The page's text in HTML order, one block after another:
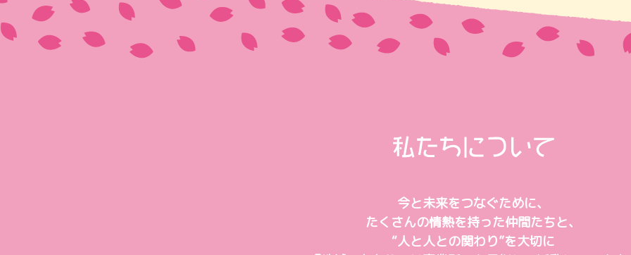
今と未来をつなぐために、
たくさんの情熱を持った仲間たちと、
“人と人との関わり”を大切に